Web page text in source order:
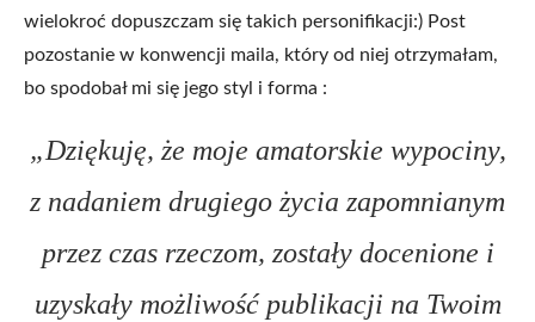
wielokroć dopuszczam się takich personifikacji:) Post
pozostanie w konwencji maila, który od niej otrzymałam,
bo spodobał mi się jego styl i forma :
„Dziękuję, że moje amatorskie wypociny,
z nadaniem drugiego życia zapomnianym
przez czas rzeczom, zostały docenione i
uzyskały możliwość publikacji na Twoim